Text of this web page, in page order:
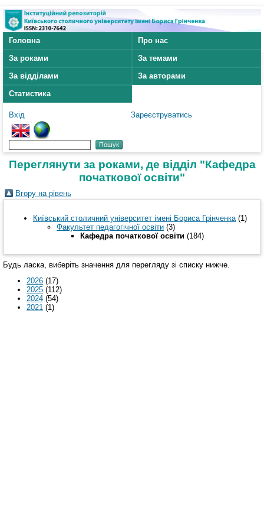
Головна
Про нас
За роками
За темами
За відділами
За авторами
Статистика
Вхід Зареєструватись
Переглянути за роками, де відділ "Кафедра
початкової освіти"
Вгору на рівень
Київський столичний університет імені Бориса Грінченка (1)
Факультет педагогічної освіти (3)
Кафедра початкової освіти (184)
Будь ласка, виберіть значення для перегляду зі списку нижче.
2026 (17)
2025 (112)
2024 (54)
2021 (1)